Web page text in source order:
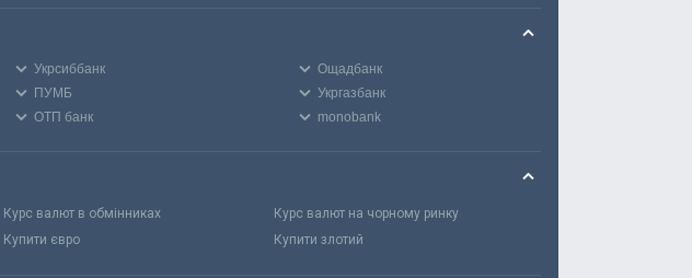
Укрсиббанк
Ощадбанк
ПУМБ
Укргазбанк
ОТП банк monobank
Курс валют в обмінниках
Курс валют на чорному ринку
Купити євро Купити злотий